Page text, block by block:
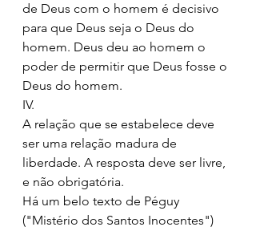
de Deus com o homem é decisivo
para que Deus seja o Deus do
homem. Deus deu ao homem o
poder de permitir que Deus fosse o
Deus do homem.
IV.
A relação que se estabelece deve
ser uma relação madura de
liberdade. A resposta deve ser livre,
e não obrigatória.
Há um belo texto de Péguy
("Mistério dos Santos Inocentes")